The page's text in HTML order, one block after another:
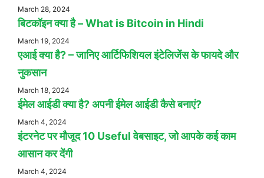
March 28, 2024
बिटकॉइन क्या है – What is Bitcoin in Hindi
March 19, 2024
एआई क्या है? – जानिए आर्टिफिशियल इंटेलिजेंस के फायदे और
नुकसान
March 18, 2024
ईमेल आईडी क्या है? अपनी ईमेल आईडी कैसे बनाएं?
March 4, 2024
इंटरनेट पर मौजूद 10 Useful वेबसाइट, जो आपके कई काम
आसान कर देंगी
March 4, 2024